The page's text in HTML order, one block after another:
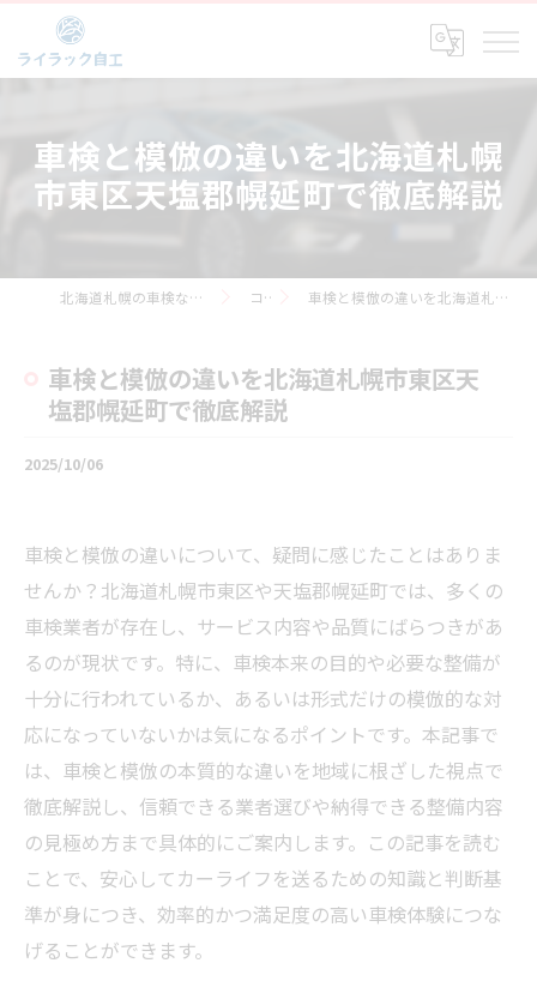
車検と模倣の違いを北海道札幌
市東区天塩郡幌延町で徹底解説
北海道札幌の車検なら株式会社ライラック自工 コラム 車検と模倣の違いを北海道札幌市東区天塩郡幌延町で徹底解説
車検と模倣の違いを北海道札幌市東区天
塩郡幌延町で徹底解説
2025/10/06
車検と模倣の違いについて、疑問に感じたことはありま
せんか？北海道札幌市東区や天塩郡幌延町では、多くの
車検業者が存在し、サービス内容や品質にばらつきがあ
るのが現状です。特に、車検本来の目的や必要な整備が
十分に行われているか、あるいは形式だけの模倣的な対
応になっていないかは気になるポイントです。本記事で
は、車検と模倣の本質的な違いを地域に根ざした視点で
徹底解説し、信頼できる業者選びや納得できる整備内容
の見極め方まで具体的にご案内します。この記事を読む
ことで、安心してカーライフを送るための知識と判断基
準が身につき、効率的かつ満足度の高い車検体験につな
げることができます。